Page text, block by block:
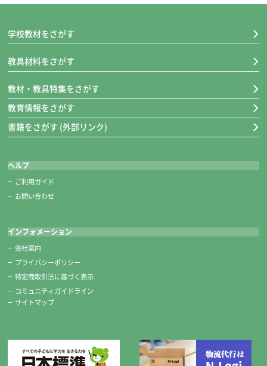
学校教材をさがす
教具材料をさがす
教材・教具特集をさがす
教育情報をさがす
書籍をさがす (外部リンク)
ヘルプ
ご利用ガイド
お問い合わせ
インフォメーション
会社案内
プライバシーポリシー
特定商取引法に基づく表示
コミュニティガイドライン
サイトマップ